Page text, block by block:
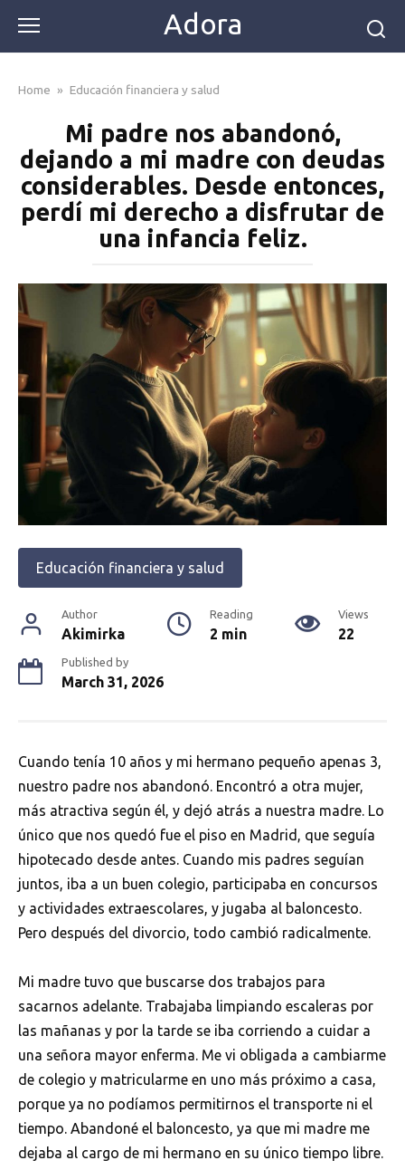
content
Adora
Home » Educación financiera y salud
Mi padre nos abandonó,
dejando a mi madre con deudas
considerables. Desde entonces,
perdí mi derecho a disfrutar de
una infancia feliz.
Educación financiera y salud
Author
Akimirka
Reading
2 min
Views
22
Published by
March 31, 2026
Cuando tenía 10 años y mi hermano pequeño apenas 3,
nuestro padre nos abandonó. Encontró a otra mujer,
más atractiva según él, y dejó atrás a nuestra madre. Lo
único que nos quedó fue el piso en Madrid, que seguía
hipotecado desde antes. Cuando mis padres seguían
juntos, iba a un buen colegio, participaba en concursos
y actividades extraescolares, y jugaba al baloncesto.
Pero después del divorcio, todo cambió radicalmente.
Mi madre tuvo que buscarse dos trabajos para
sacarnos adelante. Trabajaba limpiando escaleras por
las mañanas y por la tarde se iba corriendo a cuidar a
una señora mayor enferma. Me vi obligada a cambiarme
de colegio y matricularme en uno más próximo a casa,
porque ya no podíamos permitirnos el transporte ni el
tiempo. Abandoné el baloncesto, ya que mi madre me
dejaba al cargo de mi hermano en su único tiempo libre.